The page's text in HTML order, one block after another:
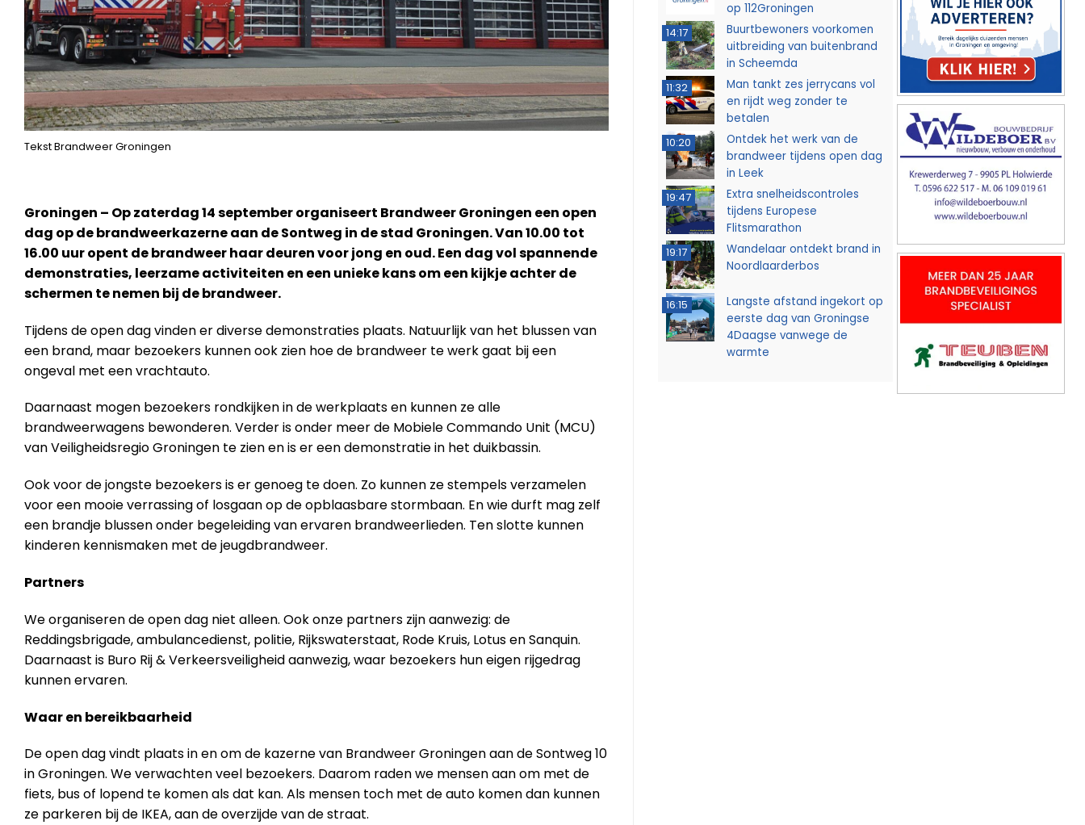
Tekst Brandweer Groningen
Groningen – Op zaterdag 14 september organiseert Brandweer Groningen een open
dag op de brandweerkazerne aan de Sontweg in de stad Groningen. Van 10.00 tot
16.00 uur opent de brandweer haar deuren voor jong en oud. Een dag vol spannende
demonstraties, leerzame activiteiten en een unieke kans om een kijkje achter de
schermen te nemen bij de brandweer.
Tijdens de open dag vinden er diverse demonstraties plaats. Natuurlijk van het blussen van
een brand, maar bezoekers kunnen ook zien hoe de brandweer te werk gaat bij een
ongeval met een vrachtauto.
Daarnaast mogen bezoekers rondkijken in de werkplaats en kunnen ze alle
brandweerwagens bewonderen. Verder is onder meer de Mobiele Commando Unit (MCU)
van Veiligheidsregio Groningen te zien en is er een demonstratie in het duikbassin.
Ook voor de jongste bezoekers is er genoeg te doen. Zo kunnen ze stempels verzamelen
voor een mooie verrassing of losgaan op de opblaasbare stormbaan. En wie durft mag zelf
een brandje blussen onder begeleiding van ervaren brandweerlieden. Ten slotte kunnen
kinderen kennismaken met de jeugdbrandweer.
Partners
We organiseren de open dag niet alleen. Ook onze partners zijn aanwezig: de
Reddingsbrigade, ambulancedienst, politie, Rijkswaterstaat, Rode Kruis, Lotus en Sanquin.
Daarnaast is Buro Rij & Verkeersveiligheid aanwezig, waar bezoekers hun eigen rijgedrag
kunnen ervaren.
Waar en bereikbaarheid
De open dag vindt plaats in en om de kazerne van Brandweer Groningen aan de Sontweg 10
in Groningen. We verwachten veel bezoekers. Daarom raden we mensen aan om met de
fiets, bus of lopend te komen als dat kan. Als mensen toch met de auto komen dan kunnen
ze parkeren bij de IKEA, aan de overzijde van de straat.
op 112Groningen
14:17
Buurtbewoners voorkomen
uitbreiding van buitenbrand
in Scheemda
11:32
Man tankt zes jerrycans vol
en rijdt weg zonder te
betalen
10:20
Ontdek het werk van de
brandweer tijdens open dag
in Leek
19:47
Extra snelheidscontroles
tijdens Europese
Flitsmarathon
19:17
Wandelaar ontdekt brand in
Noordlaarderbos
16:15
Langste afstand ingekort op
eerste dag van Groningse
4Daagse vanwege de
warmte